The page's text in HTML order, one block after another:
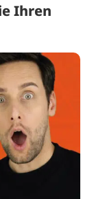
Ihren